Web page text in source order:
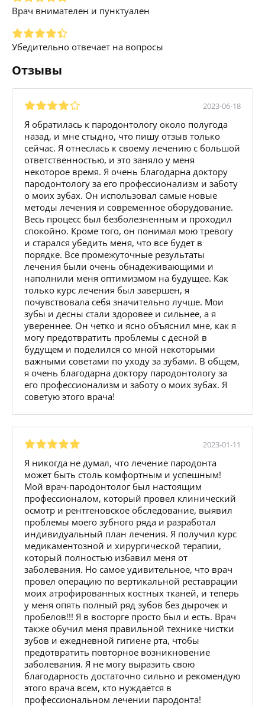
Врач внимателен и пунктуален
Убедительно отвечает на вопросы
Отзывы
2023-06-18
Я обратилась к пародонтологу около полугода
назад, и мне стыдно, что пишу отзыв только
сейчас. Я отнеслась к своему лечению с большой
ответственностью, и это заняло у меня
некоторое время. Я очень благодарна доктору
пародонтологу за его профессионализм и заботу
о моих зубах. Он использовал самые новые
методы лечения и современное оборудование.
Весь процесс был безболезненным и проходил
спокойно. Кроме того, он понимал мою тревогу
и старался убедить меня, что все будет в
порядке. Все промежуточные результаты
лечения были очень обнадеживающими и
наполнили меня оптимизмом на будущее. Как
только курс лечения был завершен, я
почувствовала себя значительно лучше. Мои
зубы и десны стали здоровее и сильнее, а я
увереннее. Он четко и ясно объяснил мне, как я
могу предотвратить проблемы с десной в
будущем и поделился со мной некоторыми
важными советами по уходу за зубами. В общем,
я очень благодарна доктору пародонтологу за
его профессионализм и заботу о моих зубах. Я
советую этого врача!
2023-01-11
Я никогда не думал, что лечение пародонта
может быть столь комфортным и успешным!
Мой врач-пародонтолог был настоящим
профессионалом, который провел клинический
осмотр и рентгеновское обследование, выявил
проблемы моего зубного ряда и разработал
индивидуальный план лечения. Я получил курс
медикаментозной и хирургической терапии,
который полностью избавил меня от
заболевания. Но самое удивительное, что врач
провел операцию по вертикальной реставрации
моих атрофированных костных тканей, и теперь
у меня опять полный ряд зубов без дырочек и
пробелов!!! Я в восторге просто был и есть. Врач
также обучил меня правильной технике чистки
зубов и ежедневной гигиене рта, чтобы
предотвратить повторное возникновение
заболевания. Я не могу выразить свою
благодарность достаточно сильно и рекомендую
этого врача всем, кто нуждается в
профессиональном лечении пародонта!